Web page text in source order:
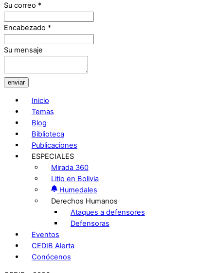
Su correo *
Encabezado *
Su mensaje
enviar
Inicio
Temas
Blog
Biblioteca
Publicaciones
ESPECIALES
Mirada 360
Litio en Bolivia
Humedales
Derechos Humanos
Ataques a defensores
Defensoras
Eventos
CEDIB Alerta
Conócenos